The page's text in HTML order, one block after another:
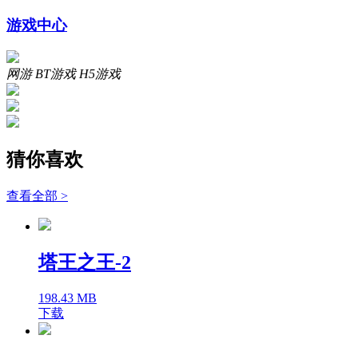
游戏中心
网游 BT游戏 H5游戏
猜你喜欢
查看全部 >
塔王之王-2
198.43 MB
下载